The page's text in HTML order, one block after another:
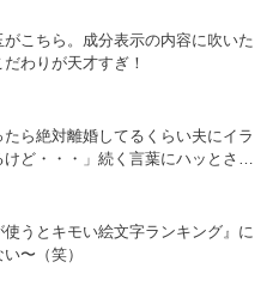
こちら。成分表示の内容に吹いた
だわりが天才すぎ！
たら絶対離婚してるくらい夫にイラ
ど・・・」続く言葉にハッとさせ
うとキモい絵文字ランキング』に
〜（笑）